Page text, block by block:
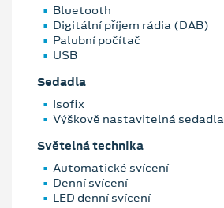
Bluetooth
Digitální příjem rádia (DAB)
Palubní počítač
USB
Sedadla
Isofix
Výškově nastavitelná sedadla
Světelná technika
Automatické svícení
Denní svícení
LED denní svícení